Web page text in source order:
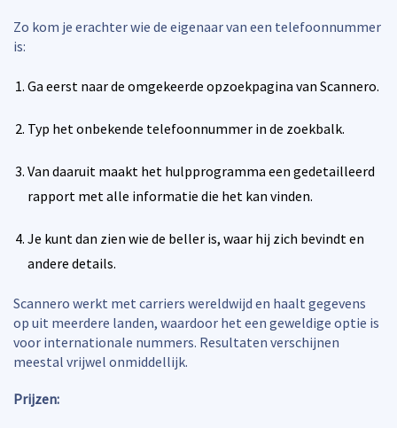
Zo kom je erachter wie de eigenaar van een telefoonnummer
is:
Ga eerst naar de omgekeerde opzoekpagina van Scannero.
Typ het onbekende telefoonnummer in de zoekbalk.
Van daaruit maakt het hulpprogramma een gedetailleerd
rapport met alle informatie die het kan vinden.
Je kunt dan zien wie de beller is, waar hij zich bevindt en
andere details.
Scannero werkt met carriers wereldwijd en haalt gegevens
op uit meerdere landen, waardoor het een geweldige optie is
voor internationale nummers. Resultaten verschijnen
meestal vrijwel onmiddellijk.
Prijzen: